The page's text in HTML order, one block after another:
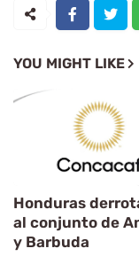
YOU MIGHT LIKE
Honduras
al conjunto de
y Barbuda